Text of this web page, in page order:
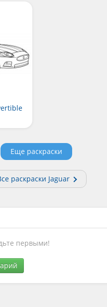
Еще раскраски
раскраски Jaguar
первыми!